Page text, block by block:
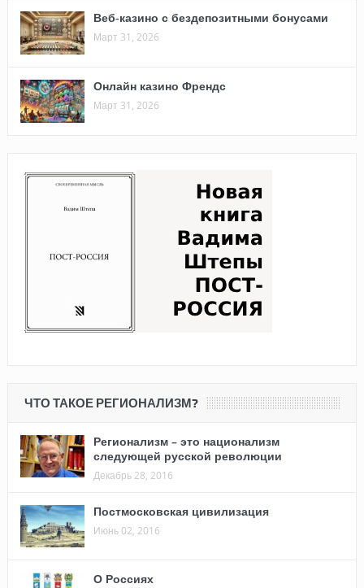
Веб-казино с бездепозитными бонусами
Март 31, 2026
Онлайн казино Френдс
Март 31, 2026
ЧТО ТАКОЕ РЕГИОНАЛИЗМ?
Регионализм – это национализм
следующей русской революции
Декабрь 28, 2016
Постмосковская цивилизация
Июнь 02, 2016
О Россиях